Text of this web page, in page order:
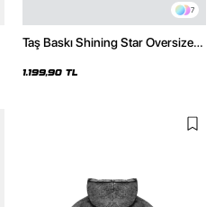
7
Taş Baskı Shining Star Oversize
1.199,90 TL